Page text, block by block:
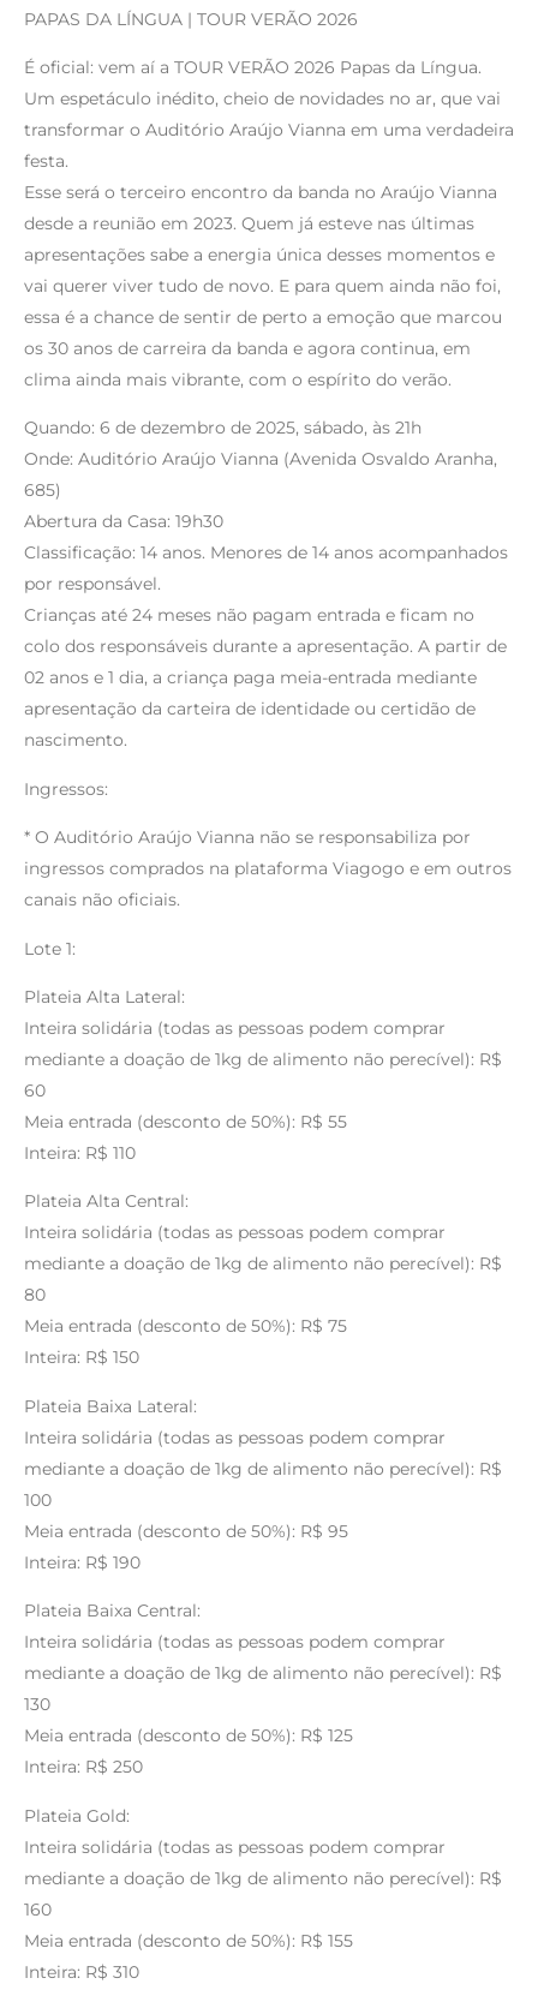
PAPAS DA LÍNGUA | TOUR VERÃO 2026
É oficial: vem aí a TOUR VERÃO 2026 Papas da Língua.
Um espetáculo inédito, cheio de novidades no ar, que vai
transformar o Auditório Araújo Vianna em uma verdadeira
festa.
Esse será o terceiro encontro da banda no Araújo Vianna
desde a reunião em 2023. Quem já esteve nas últimas
apresentações sabe a energia única desses momentos e
vai querer viver tudo de novo. E para quem ainda não foi,
essa é a chance de sentir de perto a emoção que marcou
os 30 anos de carreira da banda e agora continua, em
clima ainda mais vibrante, com o espírito do verão.
Quando: 6 de dezembro de 2025, sábado, às 21h
Onde: Auditório Araújo Vianna (Avenida Osvaldo Aranha,
685)
Abertura da Casa: 19h30
Classificação: 14 anos. Menores de 14 anos acompanhados
por responsável.
Crianças até 24 meses não pagam entrada e ficam no
colo dos responsáveis durante a apresentação. A partir de
02 anos e 1 dia, a criança paga meia-entrada mediante
apresentação da carteira de identidade ou certidão de
nascimento.
Ingressos:
* O Auditório Araújo Vianna não se responsabiliza por
ingressos comprados na plataforma Viagogo e em outros
canais não oficiais.
Lote 1:
Plateia Alta Lateral:
Inteira solidária (todas as pessoas podem comprar
mediante a doação de 1kg de alimento não perecível): R$
60
Meia entrada (desconto de 50%): R$ 55
Inteira: R$ 110
Plateia Alta Central:
Inteira solidária (todas as pessoas podem comprar
mediante a doação de 1kg de alimento não perecível): R$
80
Meia entrada (desconto de 50%): R$ 75
Inteira: R$ 150
Plateia Baixa Lateral:
Inteira solidária (todas as pessoas podem comprar
mediante a doação de 1kg de alimento não perecível): R$
100
Meia entrada (desconto de 50%): R$ 95
Inteira: R$ 190
Plateia Baixa Central:
Inteira solidária (todas as pessoas podem comprar
mediante a doação de 1kg de alimento não perecível): R$
130
Meia entrada (desconto de 50%): R$ 125
Inteira: R$ 250
Plateia Gold:
Inteira solidária (todas as pessoas podem comprar
mediante a doação de 1kg de alimento não perecível): R$
160
Meia entrada (desconto de 50%): R$ 155
Inteira: R$ 310